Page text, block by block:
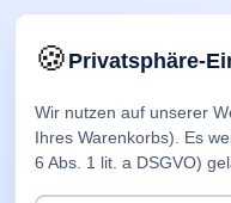
🍪Privatsphäre-
Wir nutzen auf unserer
Ihres Warenkorbs). Es
6 Abs. 1 lit. a DSGVO)